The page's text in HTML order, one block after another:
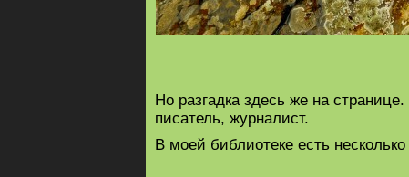
Но разгадка здесь же на
писатель, журналист.
В моей библиотеке есть несколько